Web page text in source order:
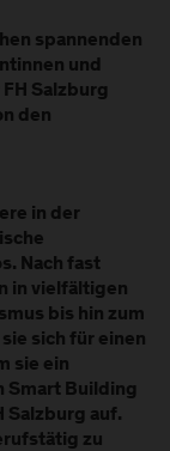
spannenden
und
Salzburg
den
in der
Nach fast
in vielfältigen
bis hin zum
sich für einen
sie ein
Smart Building
Salzburg auf.
zu